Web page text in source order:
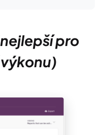
pro